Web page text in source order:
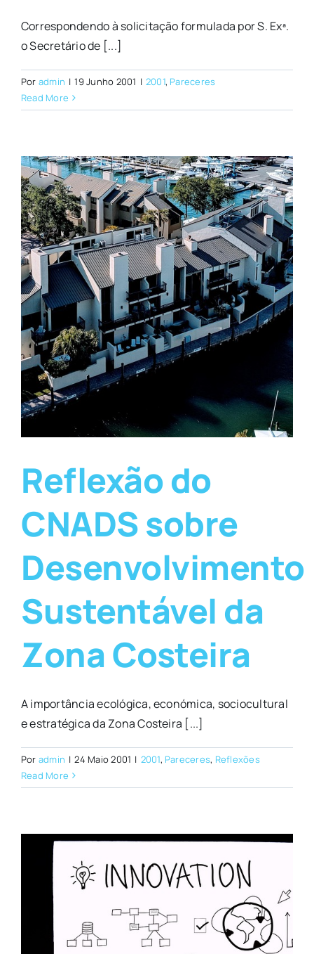
Correspondendo à solicitação formulada por S. Exª.
o Secretário de [...]
Por admin | 19 Junho 2001 | 2001, Pareceres
Read More
Reflexão do
CNADS sobre
Desenvolvimento
Sustentável da
Zona Costeira
A importância ecológica, económica, sociocultural
e estratégica da Zona Costeira [...]
Por admin | 24 Maio 2001 | 2001, Pareceres, Reflexões
Read More